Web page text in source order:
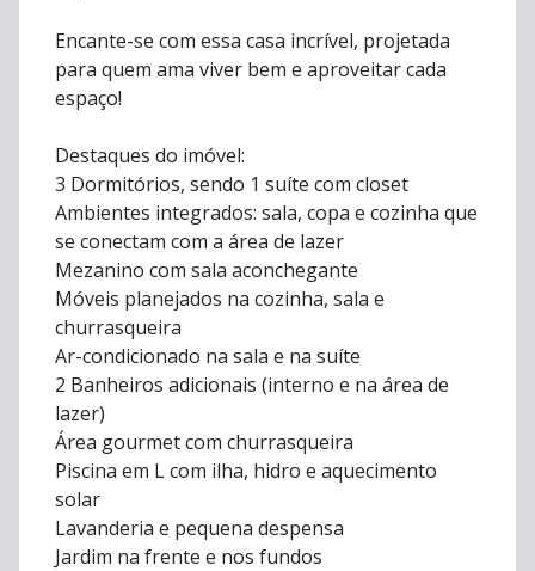
Encante-se com essa casa incrível, projetada
para quem ama viver bem e aproveitar cada
espaço!
Destaques do imóvel:
3 Dormitórios, sendo 1 suíte com closet
Ambientes integrados: sala, copa e cozinha que
se conectam com a área de lazer
Mezanino com sala aconchegante
Móveis planejados na cozinha, sala e
churrasqueira
Ar-condicionado na sala e na suíte
2 Banheiros adicionais (interno e na área de
lazer)
Área gourmet com churrasqueira
Piscina em L com ilha, hidro e aquecimento
solar
Lavanderia e pequena despensa
Jardim na frente e nos fundos